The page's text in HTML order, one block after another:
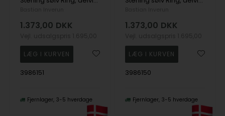
1.373,00 DKK
3986151
Fjernlager 3-5 hverdage
1.373,00 DKK
3986150
Fjernlager 3-5 hverdage